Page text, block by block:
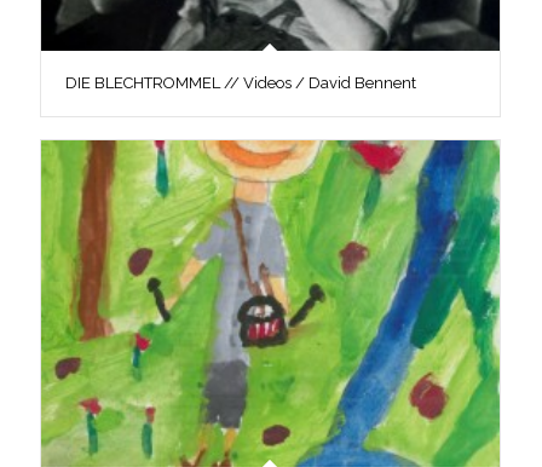
DIE BLECHTROMMEL // Videos / David Bennent